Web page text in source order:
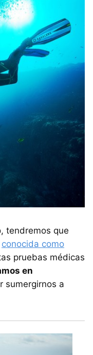
tendremos que
conocida como
pruebas médicas
en
sumergirnos a